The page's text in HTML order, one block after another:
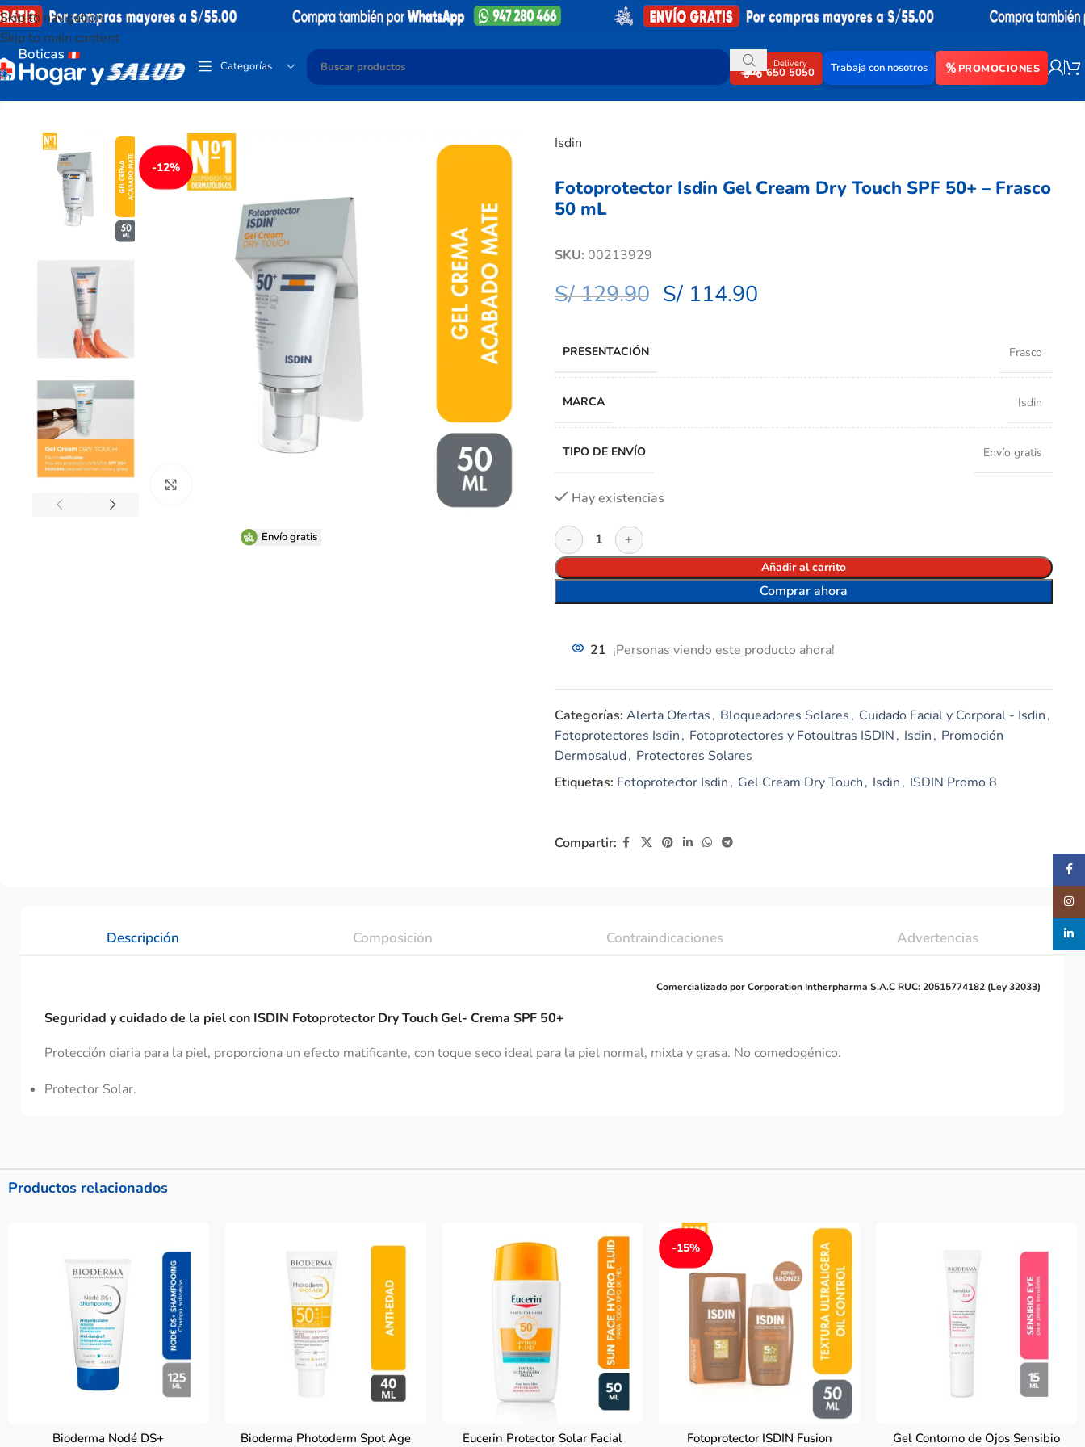
Skip to navigation
Skip to main content
Categorías Delivery
650 5050 Trabaja con nosotros PROMOCIONES
-12%
Envío gratis
Isdin
Fotoprotector Isdin Gel Cream Dry Touch SPF 50+ – Frasco
50 mL
SKU: 00213929
S/129.90 S/114.90
PRESENTACIÓN Frasco
MARCA Isdin
TIPO DE ENVÍO Envío gratis
Hay existencias
Añadir al carrito
Comprar ahora
21 ¡Personas viendo este producto ahora!
Categorías: Alerta Ofertas, Bloqueadores Solares, Cuidado Facial y Corporal - Isdin,
Fotoprotectores Isdin, Fotoprotectores y Fotoultras ISDIN, Isdin, Promoción
Dermosalud, Protectores Solares
Etiquetas: Fotoprotector Isdin, Gel Cream Dry Touch, Isdin, ISDIN Promo 8
Compartir:
Descripción Composición Contraindicaciones Advertencias
Comercializado por Corporation Intherpharma S.A.C RUC: 20515774182 (Ley 32033)
Seguridad y cuidado de la piel con ISDIN Fotoprotector Dry Touch Gel- Crema SPF 50+
Protección diaria para la piel, proporciona un efecto matificante, con toque seco ideal para la piel normal, mixta y grasa. No comedogénico.
Protector Solar.
Productos relacionados
Bioderma Nodé DS+
Bioderma Photoderm Spot Age
Eucerin Protector Solar Facial
-15%
Fotoprotector ISDIN Fusion
Gel Contorno de Ojos Sensibio